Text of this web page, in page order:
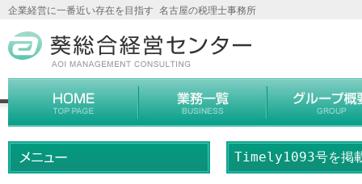
企業経営に一番近い存在を目指す 名古屋の税理士事務所
Timely1093号を掲